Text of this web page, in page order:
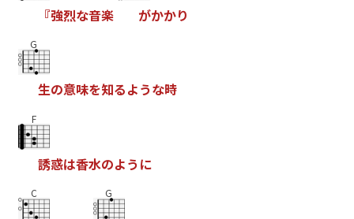
『強烈な音楽 がかかり
G
生の意味を知るような時
F
誘惑は香水のよう に
C G